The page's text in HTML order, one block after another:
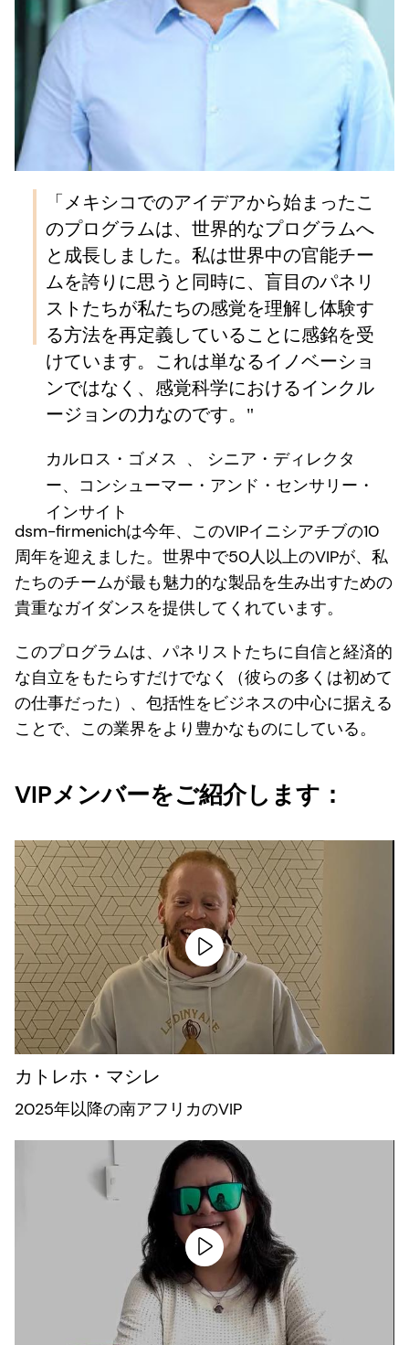
「メキシコでのアイデアから始まったこ
のプログラムは、世界的なプログラムへ
と成長しました。私は世界中の官能チー
ムを誇りに思うと同時に、盲目のパネリ
ストたちが私たちの感覚を理解し体験す
る方法を再定義していることに感銘を受
けています。これは単なるイノベーショ
ンではなく、感覚科学におけるインクル
ージョンの力なのです。"
カルロス・ゴメス 、 シニア・ディレクタ
ー、コンシューマー・アンド・センサリー・
インサイト
dsm-firmenichは今年、このVIPイニシアチブの10
周年を迎えました。世界中で50人以上のVIPが、私
たちのチームが最も魅力的な製品を生み出すための
貴重なガイダンスを提供してくれています。
このプログラムは、パネリストたちに自信と経済的
な自立をもたらすだけでなく（彼らの多くは初めて
の仕事だった）、包括性をビジネスの中心に据える
ことで、この業界をより豊かなものにしている。
VIPメンバーをご紹介します：
カトレホ・マシレ
2025年以降の南アフリカのVIP